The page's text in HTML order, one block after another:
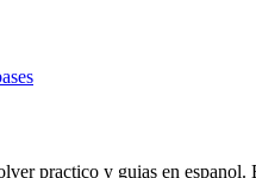
practico y guias en